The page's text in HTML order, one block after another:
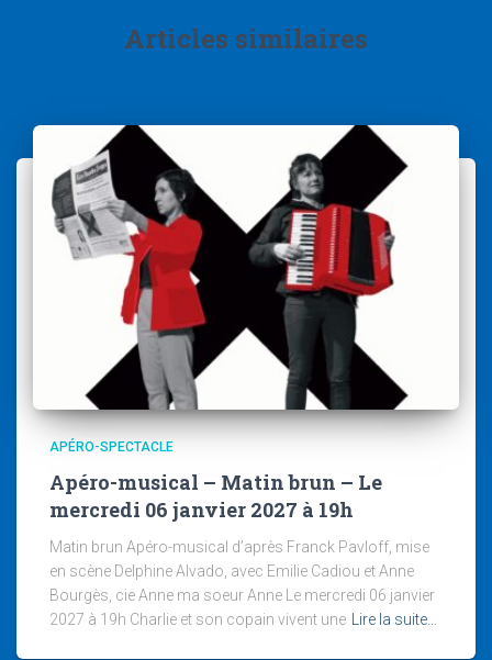
Articles similaires
APÉRO-SPECTACLE
Apéro-musical – Matin brun – Le
mercredi 06 janvier 2027 à 19h
Matin brun Apéro-musical d’après Franck Pavloff, mise
en scène Delphine Alvado, avec Emilie Cadiou et Anne
Bourgès, cie Anne ma soeur Anne Le mercredi 06 janvier
2027 à 19h Charlie et son copain vivent une
Lire la suite…